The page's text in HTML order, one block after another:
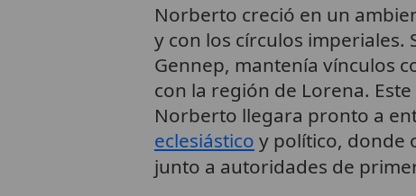
Norberto creció en un
y con los círculos imperiales.
Gennep, mantenía vínculos
con la región de Lorena.
Norberto llegara pronto a
eclesiástico y político, donde
junto a autoridades de